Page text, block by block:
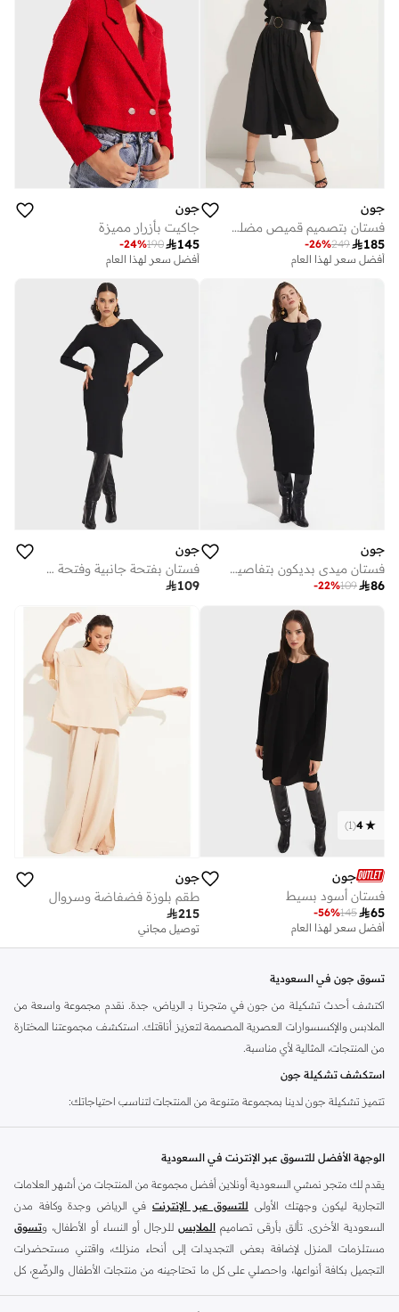
جون
فستان بتصميم قميص مضلع بأزرار للإغلاق
185
249
-26%
أفضل سعر لهذا العام
جون
جاكيت بأزرار مميزة
145
190
-24%
أفضل سعر لهذا العام
جون
فستان ميدي بديكون بتفاصيل مضلعة
86
109
-22%
جون
فستان بفتحة جانبية وفتحة رقبة دائرية
109
4
(
1
)
جون
فستان أسود بسيط
65
145
-56%
أفضل سعر لهذا العام
جون
طقم بلوزة فضفاضة وسروال
215
توصيل مجاني
تسوق جون في السعودية
اكتشف أحدث تشكيلة من جون في متجرنا بـ الرياض، جدة. نقدم مجموعة واسعة من
الملابس والإكسسوارات العصرية المصممة لتعزيز أناقتك. استكشف مجموعتنا المختارة
من المنتجات، المثالية لأي مناسبة.
استكشف تشكيلة جون
تتميز تشكيلة جون لدينا بمجموعة متنوعة من المنتجات لتناسب احتياجاتك:
أسلوب حياتك.
الإكسسوارات:أكمل إطلالتك مع إكسسواراتنا الأنيقة، بما في ذلك الحقائب والقبعات
والمزيد.
لماذا تختار جون؟
تشتهر جون بالتزامها بالجودة والتصميم المعاصر. يمكنك توقع مواد متينة وأنماط
عصرية تقدم قيمة رائعة. تسوق تشكيلة جون اليوم واستمتع بالموضة التي تحدث فرقًا.
الوجهة الأفضل للتسوق عبر الإنترنت في السعودية
يقدم لك متجر نمشي السعودية أونلاين أفضل مجموعة من المنتجات من أشهر العلامات
التجارية ليكون وجهتك الأولى للتسوق عبر الإنترنت في الرياض وجدة وكافة مدن
السعودية الأخرى. تألق بأرقى تصاميم الملابس للرجال أو النساء أو الأطفال، وتسوق
مستلزمات المنزل لإضافة بعض التجديدات إلى أنحاء منزلك، واقتني مستحضرات
التجميل بكافة أنواعها، واحصلي على كل ما تحتاجينه من منتجات الأطفال والرضّع، كل